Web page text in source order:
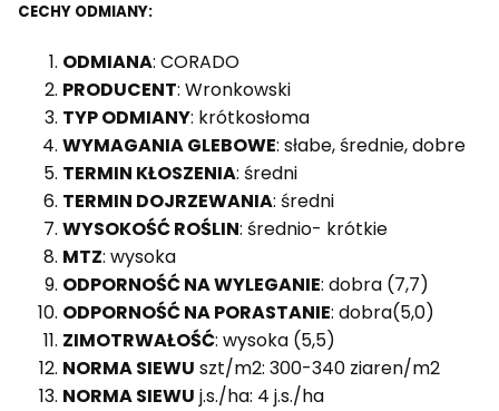
CECHY ODMIANY:
ODMIANA: CORADO
PRODUCENT: Wronkowski
TYP ODMIANY: krótkosłoma
WYMAGANIA GLEBOWE: słabe, średnie, dobre
TERMIN KŁOSZENIA: średni
TERMIN DOJRZEWANIA: średni
WYSOKOŚĆ ROŚLIN: średnio- krótkie
MTZ: wysoka
ODPORNOŚĆ NA WYLEGANIE: dobra (7,7)
ODPORNOŚĆ NA PORASTANIE: dobra(5,0)
ZIMOTRWAŁOŚĆ: wysoka (5,5)
NORMA SIEWU szt/m2: 300-340 ziaren/m2
NORMA SIEWU j.s./ha: 4 j.s./ha